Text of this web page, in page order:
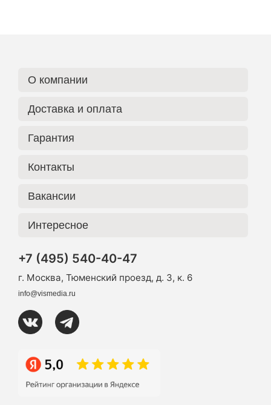
О компании
Доставка и оплата
Гарантия
Контакты
Вакансии
Интересное
+7 (495) 540-40-47
г. Москва, Тюменский проезд, д. 3, к. 6
info@vismedia.ru